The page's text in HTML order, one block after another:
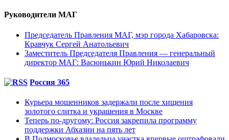
Руководители МАГ
Председатель Правления МАГ, мэр города Хабаровска:
Кравчук Сергей Анатольевич
Заместитель Председателя Правления — генеральный
директор МАГ: Васюнькин Юрий Николаевич
Россия 365
Курьера мошенников задержали после хищения
золотого слитка и украшения в Москве
Теперь по-другому: Россия закрепила программу
поддержки Абхазии на пять лет